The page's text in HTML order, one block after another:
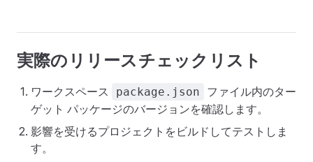
実際のリリースチェックリスト
ワークスペース package.json
ファイル内のター
ゲット パッケージのバージョンを確認します。
影響を受けるプロジェクトをビルドしてテストしま
す。